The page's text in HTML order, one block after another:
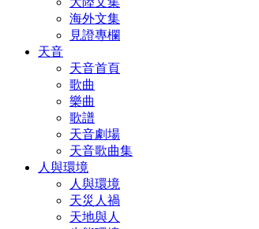
海外文集
見證專欄
天音
天音首頁
歌曲
樂曲
歌譜
天音劇場
天音歌曲集
人與環境
人與環境
天災人禍
天地與人